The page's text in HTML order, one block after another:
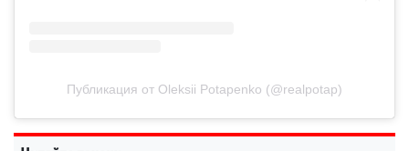
Публикация от Oleksii Potapenko (@realpotap)